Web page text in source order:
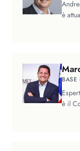
è
BASE
è il